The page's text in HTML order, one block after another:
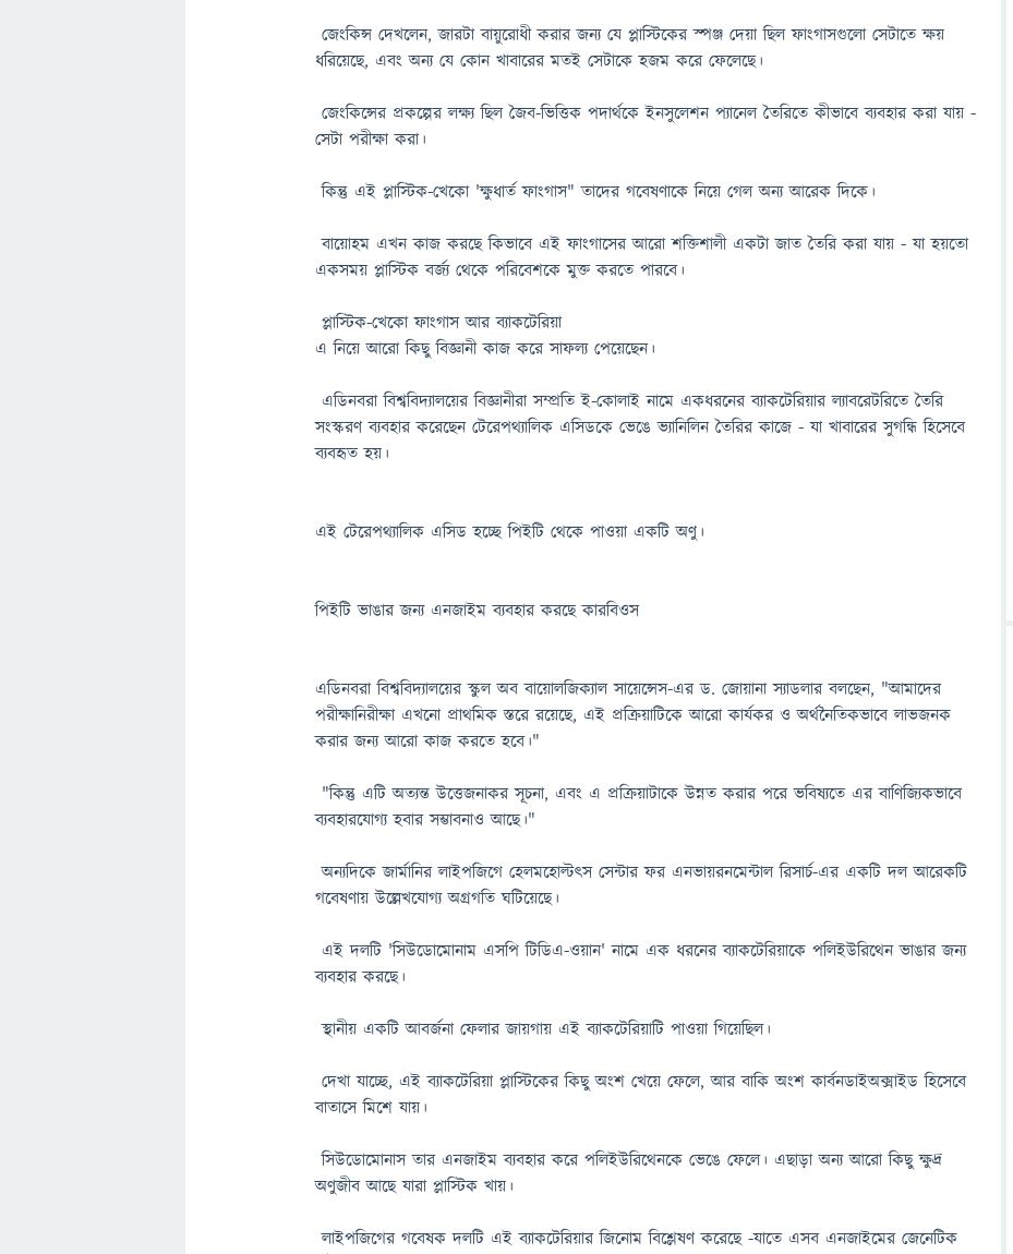
জেংকিন্স দেখলেন, জারটা বায়ুরোধী করার জন্য যে প্লাস্টিকের স্পঞ্জ দেয়া ছিল ফাংগাসগুলো সেটাতে ক্ষয়
ধরিয়েছে, এবং অন্য যে কোন খাবারের মতই সেটাকে হজম করে ফেলেছে।
জেংকিন্সের প্রকল্পের লক্ষ্য ছিল জৈব-ভিত্তিক পদার্থকে ইনসুলেশন প্যানেল তৈরিতে কীভাবে ব্যবহার করা যায় -
সেটা পরীক্ষা করা।
কিন্তু এই প্লাস্টিক-খেকো 'ক্ষুধার্ত ফাংগাস" তাদের গবেষণাকে নিয়ে গেল অন্য আরেক দিকে।
বায়োহম এখন কাজ করছে কিভাবে এই ফাংগাসের আরো শক্তিশালী একটা জাত তৈরি করা যায় - যা হয়তো
একসময় প্লাস্টিক বর্জ্য থেকে পরিবেশকে মুক্ত করতে পারবে।
প্লাস্টিক-খেকো ফাংগাস আর ব্যাকটেরিয়া
এ নিয়ে আরো কিছু বিজ্ঞানী কাজ করে সাফল্য পেয়েছেন।
এডিনবরা বিশ্ববিদ্যালয়ের বিজ্ঞানীরা সম্প্রতি ই-কোলাই নামে একধরনের ব্যাকটেরিয়ার ল্যাবরেটরিতে তৈরি
সংস্করণ ব্যবহার করেছেন টেরেপথ্যালিক এসিডকে ভেঙে ভ্যানিলিন তৈরির কাজে - যা খাবারের সুগন্ধি হিসেবে
ব্যবহৃত হয়।
এই টেরেপথ্যালিক এসিড হচ্ছে পিইটি থেকে পাওয়া একটি অণু।
পিইটি ভাঙার জন্য এনজাইম ব্যবহার করছে কারবিওস
এডিনবরা বিশ্ববিদ্যালয়ের স্কুল অব বায়োলজিক্যাল সায়েন্সেস-এর ড. জোয়ানা স্যাডলার বলছেন, "আমাদের
পরীক্ষানিরীক্ষা এখনো প্রাথমিক স্তরে রয়েছে, এই প্রক্রিয়াটিকে আরো কার্যকর ও অর্থনৈতিকভাবে লাভজনক
করার জন্য আরো কাজ করতে হবে।"
"কিন্তু এটি অত্যন্ত উত্তেজনাকর সূচনা, এবং এ প্রক্রিয়াটাকে উন্নত করার পরে ভবিষ্যতে এর বাণিজ্যিকভাবে
ব্যবহারযোগ্য হবার সম্ভাবনাও আছে।"
অন্যদিকে জার্মানির লাইপজিগে হেলমহোল্টৎস সেন্টার ফর এনভায়রনমেন্টাল রিসার্চ-এর একটি দল আরেকটি
গবেষণায় উল্লেখযোগ্য অগ্রগতি ঘটিয়েছে।
এই দলটি 'সিউডোমোনাম এসপি টিডিএ-ওয়ান' নামে এক ধরনের ব্যাকটেরিয়াকে পলিইউরিথেন ভাঙার জন্য
ব্যবহার করছে।
স্থানীয় একটি আবর্জনা ফেলার জায়গায় এই ব্যাকটেরিয়াটি পাওয়া গিয়েছিল।
দেখা যাচ্ছে, এই ব্যাকটেরিয়া প্লাস্টিকের কিছু অংশ খেয়ে ফেলে, আর বাকি অংশ কার্বনডাইঅক্সাইড হিসেবে
বাতাসে মিশে যায়।
সিউডোমোনাস তার এনজাইম ব্যবহার করে পলিইউরিথেনকে ভেঙে ফেলে। এছাড়া অন্য আরো কিছু ক্ষুদ্র
অণুজীব আছে যারা প্লাস্টিক খায়।
লাইপজিগের গবেষক দলটি এই ব্যাকটেরিয়ার জিনোম বিশ্লেষণ করেছে -যাতে এসব এনজাইমের জেনেটিক